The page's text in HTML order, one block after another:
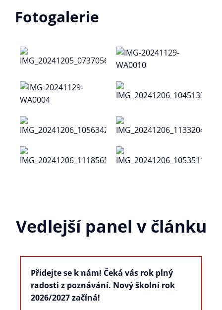
Fotogalerie
Vedlejší panel v článku
Přidejte se k nám! Čeká vás rok plný
radosti z poznávání. Nový školní rok
2026/2027 začíná!